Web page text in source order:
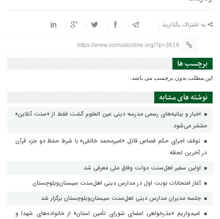
به اشتراک بگذارید :
https://www.sunnatonline.org/?p=3619
برچسب ها
این مطلب بدون برچسب می باشد.
نوشته های مشابه
اخبار و بیانیه‌های رسمی مدرسه دینی عین العلوم گشت فقط از «سنت آنلاین»
منتشر می‌شود
توقف اجرای حکم قصاص قاتل «امیرمحمد خالقی» با شرط حفظ دو جزء قرآن
در آخرین لحظه
اولین سفیر اهل‌سنت دولت وفاق ملی معرفی شد
آغاز امتحانات نوبت اول در مدارس دینی اهل‌سنت سیستان‌وبلوچستان
جلسه مدیران مدارس دینی اهل‌سنت سیستان‌وبلوچستان برگزار شد
امیدواریم «عذرخواهی اعضای شورای تأمین استان» از خانواده‌های شهدا و